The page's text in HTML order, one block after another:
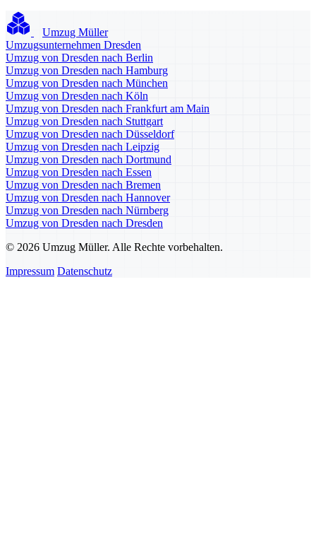
Umzug Müller
Umzugsunternehmen Dresden
Umzug von Dresden nach Berlin
Umzug von Dresden nach Hamburg
Umzug von Dresden nach München
Umzug von Dresden nach Köln
Umzug von Dresden nach Frankfurt am Main
Umzug von Dresden nach Stuttgart
Umzug von Dresden nach Düsseldorf
Umzug von Dresden nach Leipzig
Umzug von Dresden nach Dortmund
Umzug von Dresden nach Essen
Umzug von Dresden nach Bremen
Umzug von Dresden nach Hannover
Umzug von Dresden nach Nürnberg
Umzug von Dresden nach Dresden
© 2026 Umzug Müller. Alle Rechte vorbehalten.
Impressum Datenschutz